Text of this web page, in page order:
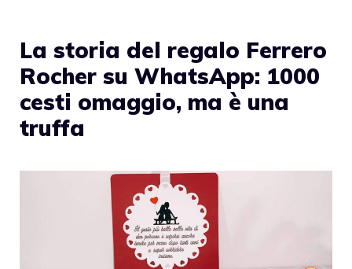
La storia del regalo Ferrero
Rocher su WhatsApp: 1000
cesti omaggio, ma è una
truffa